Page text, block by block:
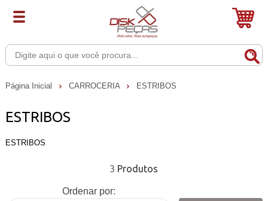
Página Inicial CARROCERIA ESTRIBOS
ESTRIBOS
ESTRIBOS
3
Ordenar por: